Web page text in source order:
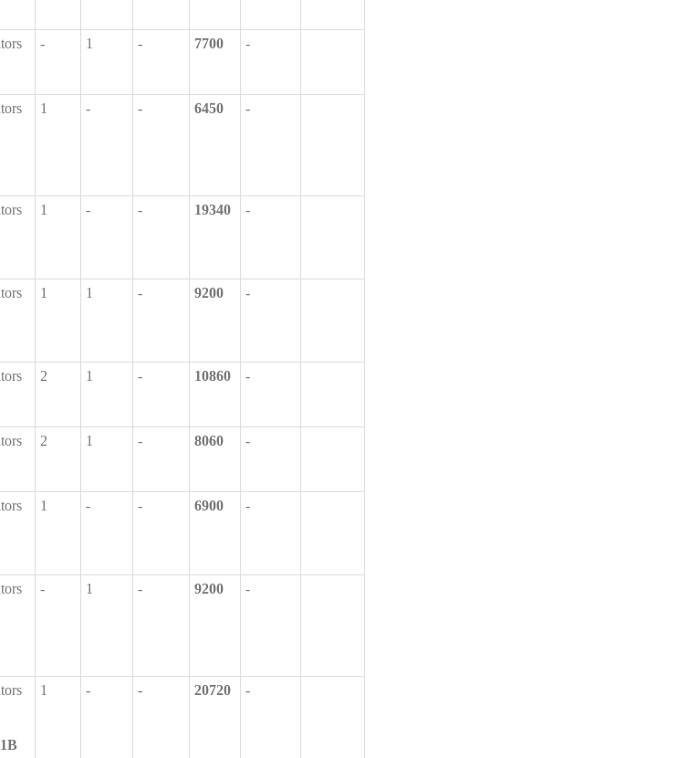
- 1 - 7700 -
1 - - 6450 -
1 - - 19340 -
1 1 - 9200 -
2 1 - 10860 -
2 1 - 8060 -
1 - - 6900 -
- 1 - 9200 -
1 - - 20720 -